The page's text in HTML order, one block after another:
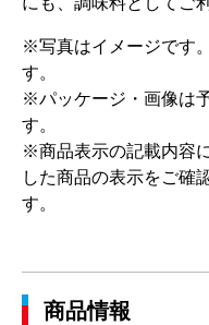
※写真はイメージです
す。
※パッケージ・画像は
す。
※商品表示の記載内容
した商品の表示をご確
す。
商品情報